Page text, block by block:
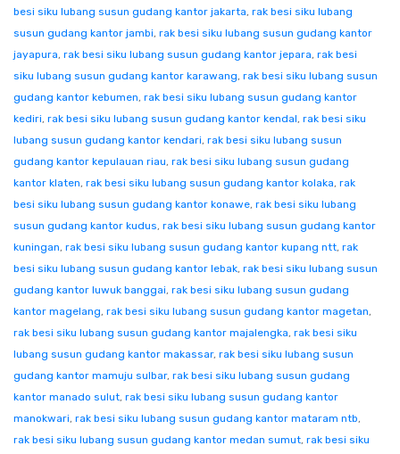
besi siku lubang susun gudang kantor jakarta, rak besi siku lubang
susun gudang kantor jambi, rak besi siku lubang susun gudang kantor
jayapura, rak besi siku lubang susun gudang kantor jepara, rak besi
siku lubang susun gudang kantor karawang, rak besi siku lubang susun
gudang kantor kebumen, rak besi siku lubang susun gudang kantor
kediri, rak besi siku lubang susun gudang kantor kendal, rak besi siku
lubang susun gudang kantor kendari, rak besi siku lubang susun
gudang kantor kepulauan riau, rak besi siku lubang susun gudang
kantor klaten, rak besi siku lubang susun gudang kantor kolaka, rak
besi siku lubang susun gudang kantor konawe, rak besi siku lubang
susun gudang kantor kudus, rak besi siku lubang susun gudang kantor
kuningan, rak besi siku lubang susun gudang kantor kupang ntt, rak
besi siku lubang susun gudang kantor lebak, rak besi siku lubang susun
gudang kantor luwuk banggai, rak besi siku lubang susun gudang
kantor magelang, rak besi siku lubang susun gudang kantor magetan,
rak besi siku lubang susun gudang kantor majalengka, rak besi siku
lubang susun gudang kantor makassar, rak besi siku lubang susun
gudang kantor mamuju sulbar, rak besi siku lubang susun gudang
kantor manado sulut, rak besi siku lubang susun gudang kantor
manokwari, rak besi siku lubang susun gudang kantor mataram ntb,
rak besi siku lubang susun gudang kantor medan sumut, rak besi siku